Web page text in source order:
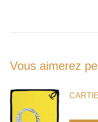
Vous aimerez